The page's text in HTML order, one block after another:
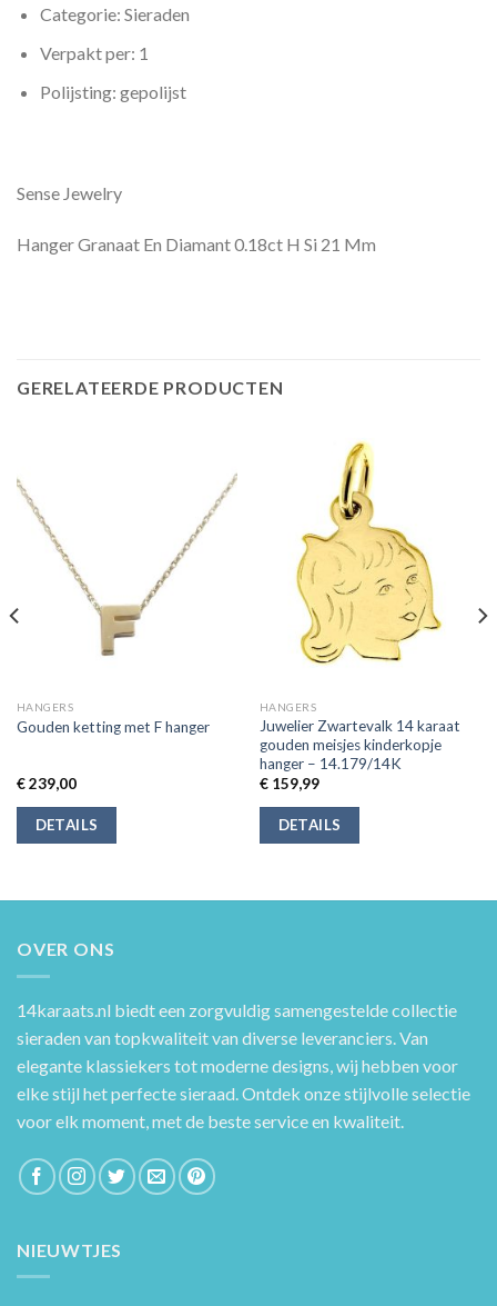
Categorie: Sieraden
Verpakt per: 1
Polijsting: gepolijst
Sense Jewelry
Hanger Granaat En Diamant 0.18ct H Si 21 Mm
GERELATEERDE PRODUCTEN
HANGERS
Gouden ketting met F hanger
€239,00
DETAILS
HANGERS
Juwelier Zwartevalk 14 karaat
gouden meisjes kinderkopje
hanger – 14.179/14K
€159,99
DETAILS
OVER ONS
14karaats.nl biedt een zorgvuldig samengestelde collectie
sieraden van topkwaliteit van diverse leveranciers. Van
elegante klassiekers tot moderne designs, wij hebben voor
elke stijl het perfecte sieraad. Ontdek onze stijlvolle selectie
voor elk moment, met de beste service en kwaliteit.
NIEUWTJES